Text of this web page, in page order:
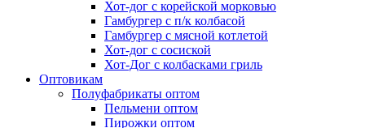
Хот-дог с корейской морковью
Гамбургер с п/к колбасой
Гамбургер с мясной котлетой
Хот-дог с сосиской
Хот-Дог с колбасками гриль
Оптовикам
Полуфабрикаты оптом
Пельмени оптом
Пирожки оптом